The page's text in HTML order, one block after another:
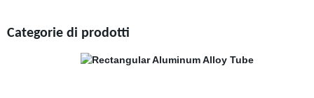
Categorie di prodotti